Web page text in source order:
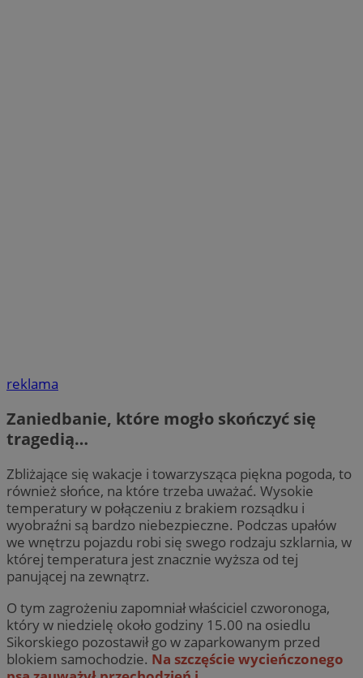
reklama
Zaniedbanie, które mogło skończyć się
tragedią…
Zbliżające się wakacje i towarzysząca piękna pogoda, to
również słońce, na które trzeba uważać. Wysokie
temperatury w połączeniu z brakiem rozsądku i
wyobraźni są bardzo niebezpieczne. Podczas upałów
we wnętrzu pojazdu robi się swego rodzaju szklarnia, w
której temperatura jest znacznie wyższa od tej
panującej na zewnątrz.
O tym zagrożeniu zapomniał właściciel czworonoga,
który w niedzielę około godziny 15.00 na osiedlu
Sikorskiego pozostawił go w zaparkowanym przed
blokiem samochodzie. Na szczęście wycieńczonego